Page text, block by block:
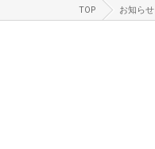
TOP お知らせ